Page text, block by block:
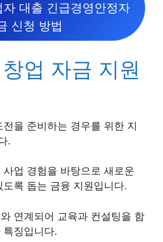
대출 긴급경영안정자
신청 방법
업 자금 지원
을 준비하는 경우를 위한 지
.
업 경험을 바탕으로 새로운
록 돕는 금융 지원입니다.
연계되어 교육과 컨설팅을 함
징입니다.